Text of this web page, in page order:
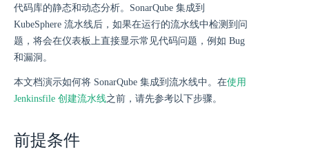
代码库的静态和动态分析。SonarQube 集成到
KubeSphere 流水线后，如果在运行的流水线中检测到问
题，将会在仪表板上直接显示常见代码问题，例如 Bug
和漏洞。
本文档演示如何将 SonarQube 集成到流水线中。在使用
Jenkinsfile 创建流水线之前，请先参考以下步骤。
前提条件